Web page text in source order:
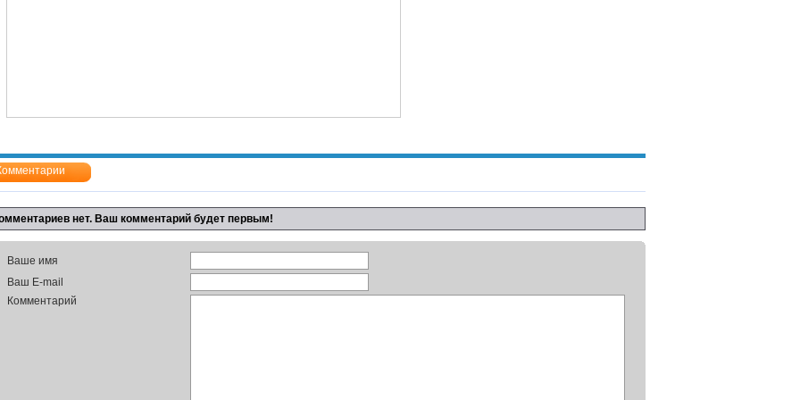
нет. Ваш комментарий будет первым!
Ваше имя
Ваш E-mail
Комментарий